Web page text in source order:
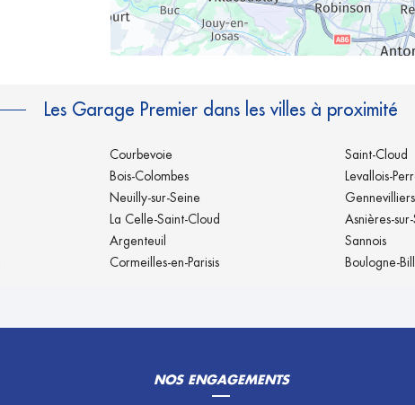
Les Garage Premier dans les villes à proximité
Courbevoie
Bois-Colombes
Neuilly-sur-Seine
La Celle-Saint-Cloud
Argenteuil
Cormeilles-en-Parisis
Saint-Cloud
Levallois-
Gennevilliers
Asnières-
Sannois
Boulogne-
NOS ENGAGEMENTS